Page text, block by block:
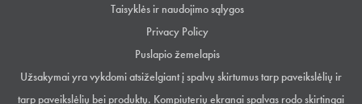
Taisyklės ir naudojimo sąlygos
Privacy Policy
Puslapio žemelapis
Užsakymai yra vykdomi atsiželgiant į spalvų skirtumus tarp paveikslėlių ir
tarp paveikslėlių bei produktų. Kompiuterių ekranai spalvas rodo skirtingai